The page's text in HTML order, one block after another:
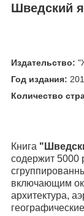
Шведский
Издательство:
Год издания:
Количество
Книга "
содержит 5000
включающим
архитектура,